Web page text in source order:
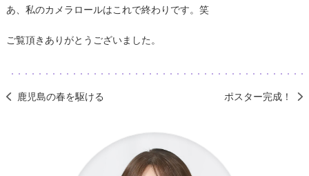
あ、私のカメラロールはこれで終わりです。笑
ご覧頂きありがとうございました。
鹿児島の春を駆ける ポスター完成！